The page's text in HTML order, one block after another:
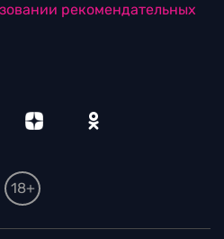
рекомендательных
18+